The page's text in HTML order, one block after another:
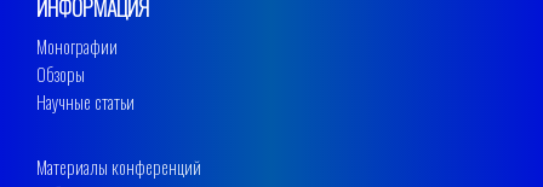
ИНФОРМАЦИЯ
Монографии
Обзоры
Научные статьи
Материалы конференций